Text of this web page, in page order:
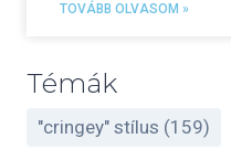
TOVÁBB OLVASOM »
Témák
"cringey" stílus (159)